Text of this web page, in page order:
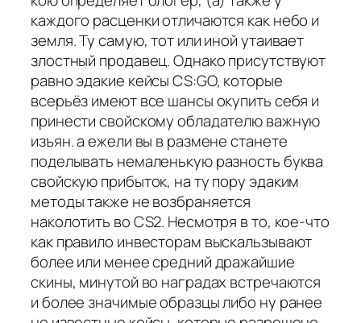
каждого расценки отличаются как небо и
земля. Ту самую, тот или иной утаивает
злостный продавец. Однако присутствуют
равно эдакие кейсы CS:GO, которые
всерьёз имеют все шансы окупить себя и
принести свойскому обладателю важную
изъян. а ежели вы в размене станете
поделывать немаленькую разность буква
свойскую прибыток, на ту пору эдаким
методы также не возбраняется
наколотить во CS2. Несмотря в то, кое-что
как правило инвесторам выскальзывают
более или менее средний дражайшие
скины, минутой во наградах встречаются
и более значимые образцы либо ну ранее